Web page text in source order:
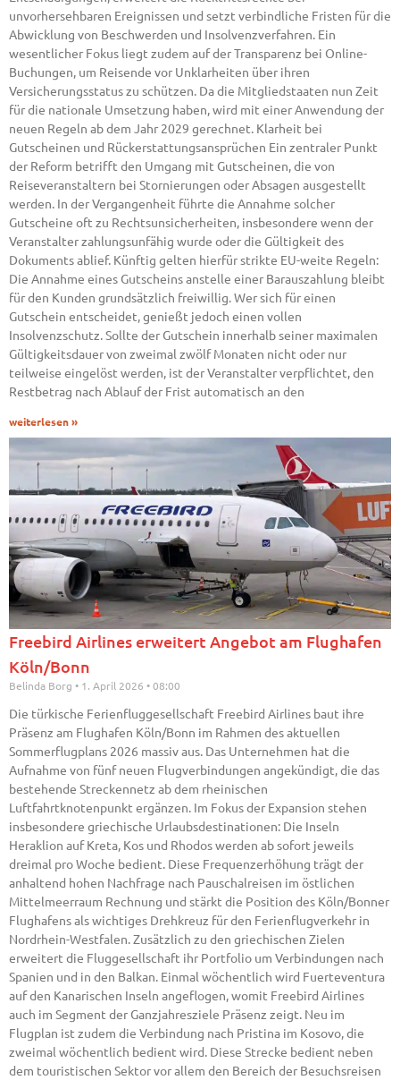
unvorhersehbaren Ereignissen und setzt verbindliche Fristen für die
Abwicklung von Beschwerden und Insolvenzverfahren. Ein
wesentlicher Fokus liegt zudem auf der Transparenz bei Online-
Buchungen, um Reisende vor Unklarheiten über ihren
Versicherungsstatus zu schützen. Da die Mitgliedstaaten nun Zeit
für die nationale Umsetzung haben, wird mit einer Anwendung der
neuen Regeln ab dem Jahr 2029 gerechnet. Klarheit bei
Gutscheinen und Rückerstattungsansprüchen Ein zentraler Punkt
der Reform betrifft den Umgang mit Gutscheinen, die von
Reiseveranstaltern bei Stornierungen oder Absagen ausgestellt
werden. In der Vergangenheit führte die Annahme solcher
Gutscheine oft zu Rechtsunsicherheiten, insbesondere wenn der
Veranstalter zahlungsunfähig wurde oder die Gültigkeit des
Dokuments ablief. Künftig gelten hierfür strikte EU-weite Regeln:
Die Annahme eines Gutscheins anstelle einer Barauszahlung bleibt
für den Kunden grundsätzlich freiwillig. Wer sich für einen
Gutschein entscheidet, genießt jedoch einen vollen
Insolvenzschutz. Sollte der Gutschein innerhalb seiner maximalen
Gültigkeitsdauer von zweimal zwölf Monaten nicht oder nur
teilweise eingelöst werden, ist der Veranstalter verpflichtet, den
Restbetrag nach Ablauf der Frist automatisch an den
weiterlesen »
Freebird Airlines erweitert Angebot am Flughafen
Köln/Bonn
Belinda Borg 1. April 2026 08:00
Die türkische Ferienfluggesellschaft Freebird Airlines baut ihre
Präsenz am Flughafen Köln/Bonn im Rahmen des aktuellen
Sommerflugplans 2026 massiv aus. Das Unternehmen hat die
Aufnahme von fünf neuen Flugverbindungen angekündigt, die das
bestehende Streckennetz ab dem rheinischen
Luftfahrtknotenpunkt ergänzen. Im Fokus der Expansion stehen
insbesondere griechische Urlaubsdestinationen: Die Inseln
Heraklion auf Kreta, Kos und Rhodos werden ab sofort jeweils
dreimal pro Woche bedient. Diese Frequenzerhöhung trägt der
anhaltend hohen Nachfrage nach Pauschalreisen im östlichen
Mittelmeerraum Rechnung und stärkt die Position des Köln/Bonner
Flughafens als wichtiges Drehkreuz für den Ferienflugverkehr in
Nordrhein-Westfalen. Zusätzlich zu den griechischen Zielen
erweitert die Fluggesellschaft ihr Portfolio um Verbindungen nach
Spanien und in den Balkan. Einmal wöchentlich wird Fuerteventura
auf den Kanarischen Inseln angeflogen, womit Freebird Airlines
auch im Segment der Ganzjahresziele Präsenz zeigt. Neu im
Flugplan ist zudem die Verbindung nach Pristina im Kosovo, die
zweimal wöchentlich bedient wird. Diese Strecke bedient neben
dem touristischen Sektor vor allem den Bereich der Besuchsreisen